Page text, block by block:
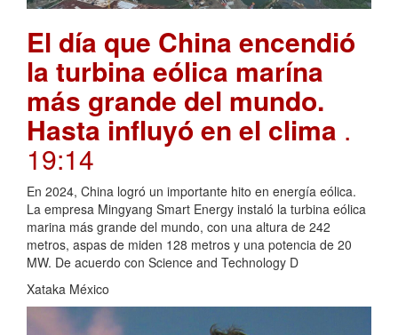
El día que China encendió
la turbina eólica marína
más grande del mundo.
Hasta influyó en el clima .
19:14
En 2024, China logró un importante hito en energía eólica.
La empresa Mingyang Smart Energy instaló la turbina eólica
marina más grande del mundo, con una altura de 242
metros, aspas de miden 128 metros y una potencia de 20
MW. De acuerdo con Science and Technology D
Xataka México